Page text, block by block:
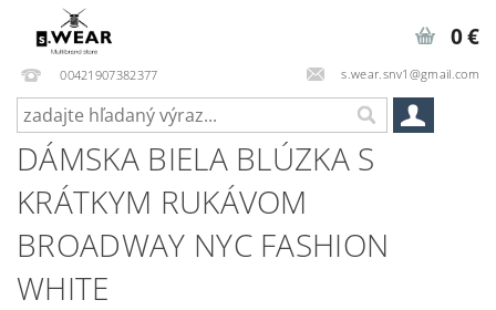
00421907382377 s.wear.snv1@gmail.com
0 €
DÁMSKA BIELA BLÚZKA S
KRÁTKYM RUKÁVOM
BROADWAY NYC FASHION
WHITE